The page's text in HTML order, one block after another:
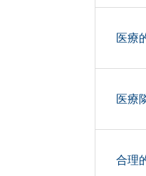
医療
医療
合理